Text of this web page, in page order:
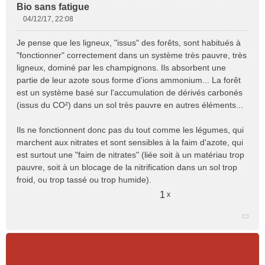
Bio sans fatigue
s
s
a
g
e
l
u
04/12/17, 22:08
Je pense que les ligneux, "issus" des forêts, sont habitués à
"fonctionner" correctement dans un système très pauvre, très
ligneux, dominé par les champignons. Ils absorbent une
partie de leur azote sous forme d'ions ammonium... La forêt
est un système basé sur l'accumulation de dérivés carbonés
(issus du CO²) dans un sol très pauvre en autres éléments...
Ils ne fonctionnent donc pas du tout comme les légumes, qui
marchent aux nitrates et sont sensibles à la faim d'azote, qui
est surtout une "faim de nitrates" (liée soit à un matériau trop
pauvre, soit à un blocage de la nitrification dans un sol trop
froid, ou trop tassé ou trop humide).
1 x